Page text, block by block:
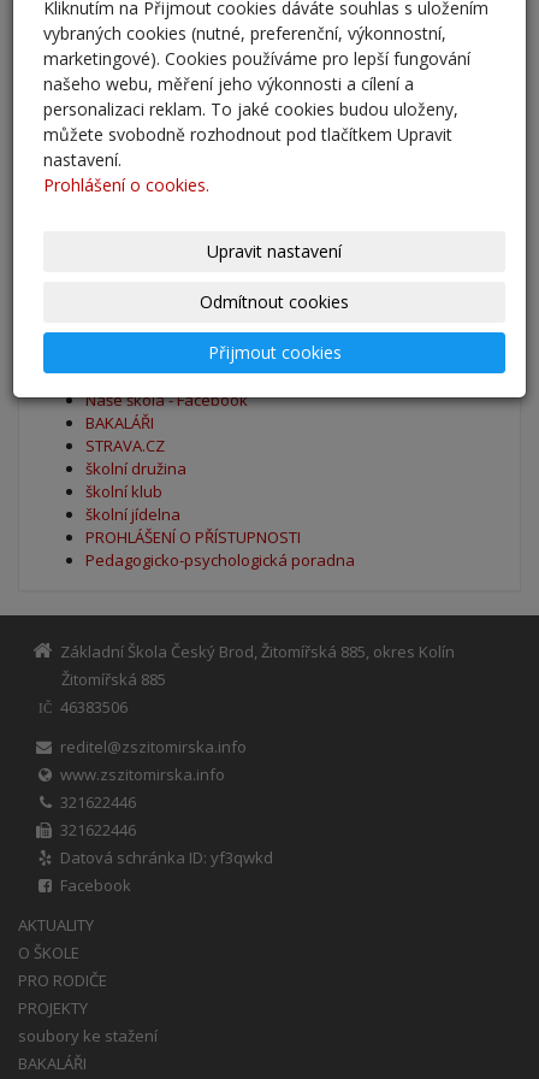
Adaptační kurzy
27. 8. 2025
Zahájení školního roku 2025/2026
27. 8. 2025
Výsledky - přestup do 6. očníku
Naše škola - Facebook
BAKALÁŘI
STRAVA.CZ
školní družina
školní klub
školní jídelna
PROHLÁŠENÍ O PŘÍSTUPNOSTI
Pedagogicko-psychologická poradna
Základní Škola Český Brod, Žitomířská 885, okres Kolín
Žitomířská 885
IČ
46383506
reditel@zszitomirska.info
www.zszitomirska.info
321622446
321622446
Datová schránka ID: yf3qwkd
Facebook
AKTUALITY
O ŠKOLE
PRO RODIČE
PROJEKTY
soubory ke stažení
BAKALÁŘI
Kliknutím na Přijmout cookies dáváte souhlas s uložením
vybraných cookies (nutné, preferenční, výkonnostní,
marketingové). Cookies používáme pro lepší fungování
našeho webu, měření jeho výkonnosti a cílení a
personalizaci reklam. To jaké cookies budou uloženy,
můžete svobodně rozhodnout pod tlačítkem Upravit
nastavení.
Prohlášení o cookies.
Upravit nastavení
Odmítnout cookies
Přijmout cookies